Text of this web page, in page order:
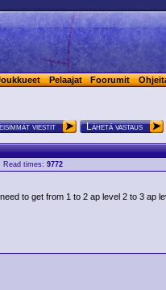
Pelaajat Foorumit
viestit Lähetä vastaus
Read times:9772
to get from 1 to 2 ap level 2 to 3 ap